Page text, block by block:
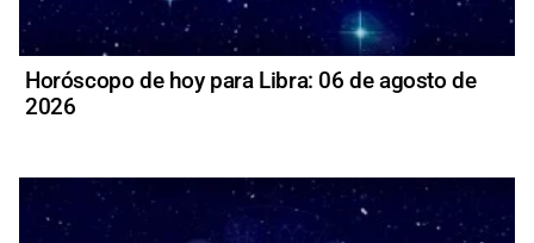
Horóscopo de hoy para Libra: 06 de agosto de
2026